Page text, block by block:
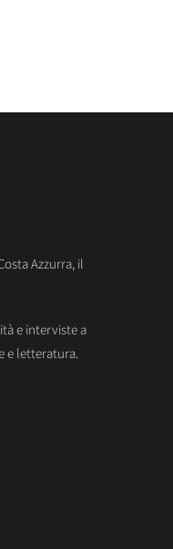
Azzurra, il
e interviste a
e letteratura.